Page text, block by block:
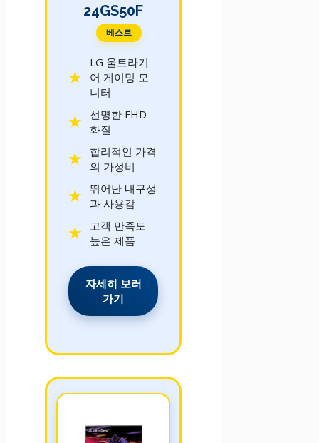
24GS50F
베스트
LG 울트라기
어 게이밍 모
니터
선명한 FHD
화질
합리적인 가격
의 가성비
뛰어난 내구성
과 사용감
고객 만족도
높은 제품
자세히 보러
가기